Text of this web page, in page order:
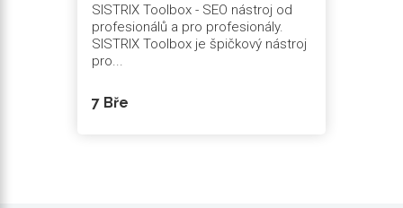
SISTRIX Toolbox - SEO nástroj od
profesionálů a pro profesionály.
SISTRIX Toolbox je špičkový nástroj
pro...
7 Bře